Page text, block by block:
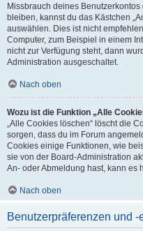
Missbrauch deines
bleiben, kannst du das Kästchen
auswählen. Dies ist nicht
Computer, zum Beispiel in einem
nicht zur Verfügung steht, dann
Administration ausgeschaltet.
Nach oben
Wozu ist die Funktion „Alle
„Alle Cookies löschen“ löscht die
sorgen, dass du im Forum
Cookies einige Funktionen, wie
sie von der Board-Administration
An- oder Abmeldung hast, kann es
Nach oben
Benutzerpräferenzen und